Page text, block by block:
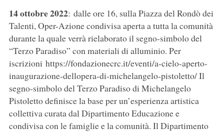
14 ottobre 2022: dalle ore 16, sulla Piazza del Rondò dei
Talenti, Oper-Azione condivisa aperta a tutta la comunità
durante la quale verrà rielaborato il segno-simbolo del
“Terzo Paradiso” con materiali di alluminio. Per
iscrizioni https://fondazionecrc.it/eventi/a-cielo-aperto-
inaugurazione-dellopera-di-michelangelo-pistoletto/ Il
segno-simbolo del Terzo Paradiso di Michelangelo
Pistoletto definisce la base per un’esperienza artistica
collettiva curata dal Dipartimento Educazione e
condivisa con le famiglie e la comunità. Il Dipartimento